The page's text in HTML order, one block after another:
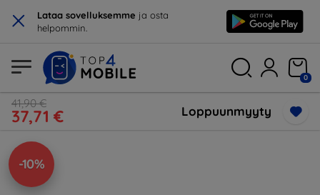
× Lataa sovelluksemme ja osta
helpommin.
0
41,90 €
37,71 € Loppuunmyyty
-10%